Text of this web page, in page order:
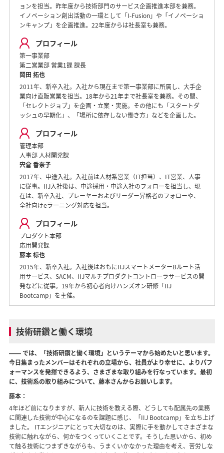
ョンを担当。昨年度から技術部門のサービス企画推進本部を兼務。
イノベーション創出活動の一環として「I-Fusion」や「イノベーショ
ンキャンプ」を企画推進。22年度からは社長室も兼務。
プロフィール
第一事業部
第二営業部 営業1課 課長
岡田 拓也
2011年、新卒入社。入社から現在まで第一事業部に所属し、大手企
業向け直販営業を担当。18年から21年まで社長室を兼務。その間、
「セレクトジョブ」を企画・立案・実施。その他にも「スタートダ
ッシュの早期化」、「場所に依存しない働き方」などを企画した。
プロフィール
管理本部
人事部 人材開発課
宍倉 香奈子
2017年、中途入社。入社前は人材系営業（IT担当）、IT営業、人事
に従事。IIJ入社後は、中途採用・中途入社のフォローを担当し、現
在は、新卒入社、プレーヤーおよびリーダー昇格者のフォローや、
全社向けeラーニング対応を担当。
プロフィール
プロダクト本部
応用開発課
藤本 椋也
2015年、新卒入社。入社後はおもにIIJスマートメーターBルート活
用サービス、SACM、IIJマルチプロダクトコントローラサービスの開
発などに従事。19年から初心者向けハンズオン研修「IIJ
Bootcamp」を主催。
技術研鑽と働く環境
―― では、「技術研鑽と働く環境」というテーマから始めたいと思います。
今日集まったメンバーはそれぞれの立場から、社員がより幸せに、よりパフ
ォーマンスを発揮できるよう、さまざまな取り組みを行なっています。最初
に、技術系の取り組みについて、藤本さんからお願いします。
藤本：
4年ほど前になりますが、新人に技術を教える際、どうしても配属先の業務
に関連した技術が中心になるのを課題に感じ、「IIJ Bootcamp」を立ち上げ
ました。 ITエンジニアにとって大切なのは、実際に手を動かしてさまざまな
技術に触れながら、何かをつくっていくことです。そうした思いから、初め
て触る技術につまずきながらも、うまくいかなかった理由を考え、苦労しな